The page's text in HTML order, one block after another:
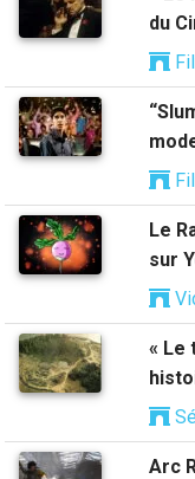
du
Le
sur
« Le
Arc